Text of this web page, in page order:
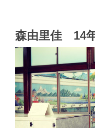
森由里佳 14